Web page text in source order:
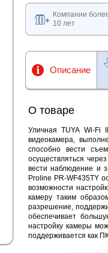
Компании
10 лет
Описание
О товаре
Уличная TUYA Wi-Fi
видеокамера,
способно вести
осуществляться
вести наблюдение и
Proline PR-WF435TY
возможности
камеру таким
разрешение,
обеспечивает
настройку камеры
поддерживается как